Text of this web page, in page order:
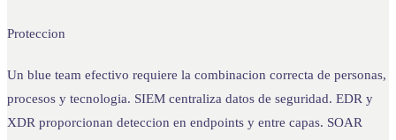
Proteccion
Un blue team efectivo requiere la combinacion correcta de personas,
procesos y tecnologia. SIEM centraliza datos de seguridad. EDR y
XDR proporcionan deteccion en endpoints y entre capas. SOAR